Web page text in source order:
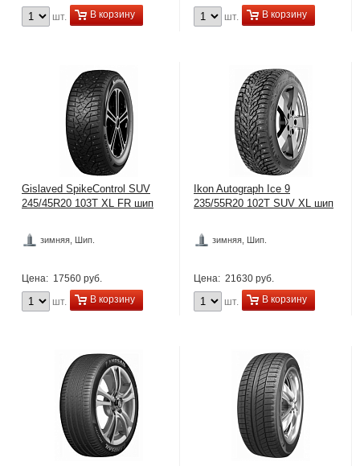
шт. В корзину шт. В корзину
Gislaved SpikeControl SUV
245/45R20 103T XL FR шип
зимняя, Шип.
Цена: 17560 руб.
шт. В корзину
Ikon Autograph Ice 9
235/55R20 102T SUV XL шип
зимняя, Шип.
Цена: 21630 руб.
шт. В корзину